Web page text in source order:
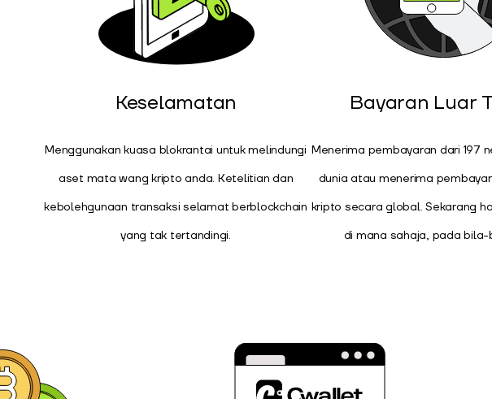
Keselamatan
Menggunakan kuasa blokrantai untuk melindungi
aset mata wang kripto anda. Ketelitian dan
kebolehgunaan transaksi selamat berblockchain
yang tak tertandingi.
Bayaran Luar
Menerima pembayaran dari 197
dunia atau menerima
kripto secara global. Sekarang
di mana sahaja, pada bila-